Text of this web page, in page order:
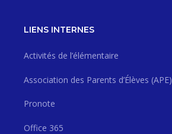
LIENS INTERNES
Activités de l’élémentaire
Association des Parents d’Élèves (APE)
Pronote
Office 365